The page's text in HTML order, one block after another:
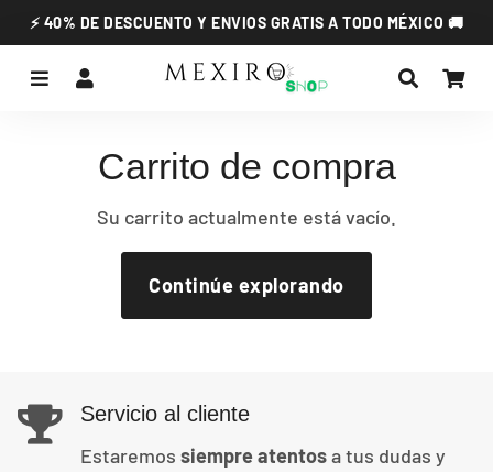
⚡ 40% DE DESCUENTO Y ENVIOS GRATIS A TODO MÉXICO 🚚
Menú Ingresar Buscar
Carrito de compra
Su carrito actualmente está vacío.
Continúe explorando
Servicio al cliente
Estaremos siempre atentosa tus dudas y